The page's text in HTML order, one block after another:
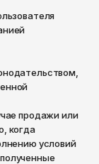
продажи или
когда
условий